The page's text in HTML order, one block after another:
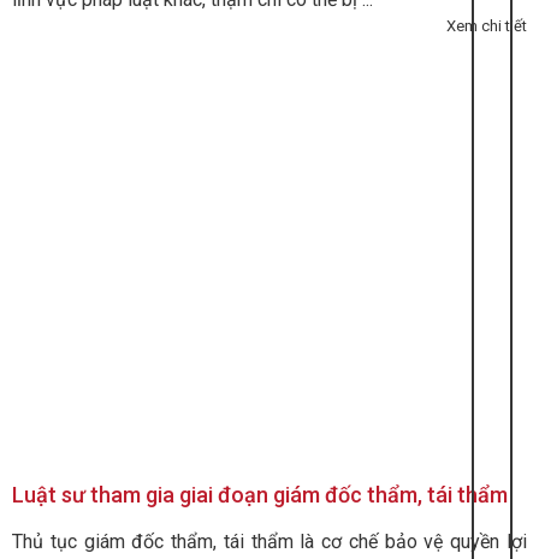
Xem chi tiết
Luật sư tham gia giai đoạn giám đốc thẩm, tái thẩm
Thủ tục giám đốc thẩm, tái thẩm là cơ chế bảo vệ quyền lợi